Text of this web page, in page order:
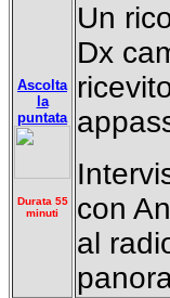
Ascolta
la
puntata
Durata 55
minuti
Un
Dx
con
al